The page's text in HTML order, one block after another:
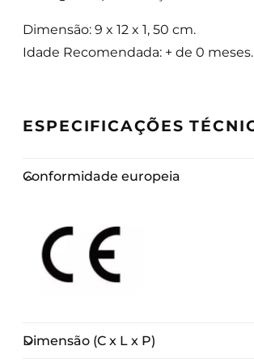
Dimensão: 9 x 12 x 1, 50 cm.
Idade Recomendada: + de 0 meses.
ESPECIFICAÇÕES
Conformidade europeia
Dimensão (C x L x P)